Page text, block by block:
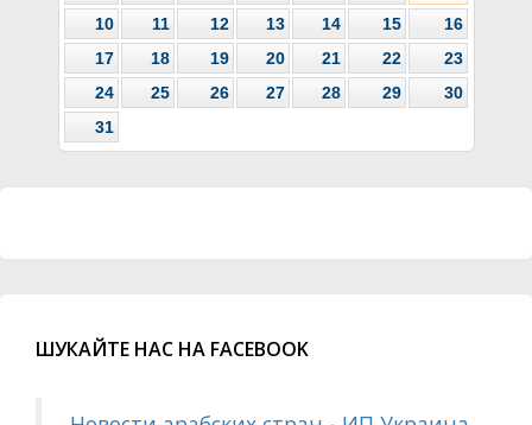
10
11 12 13 14 15
16
17
18 19 20 21 22
23
24
25 26 27 28 29
30
31
ШУКАЙТЕ НАС НА FACEBOOK